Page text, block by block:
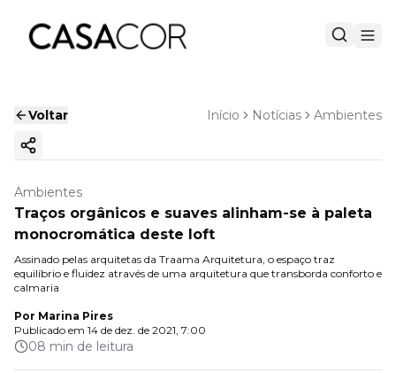
Voltar Início Notícias Ambientes
Copiar link
Ambientes
Traços orgânicos e suaves alinham-se à paleta
monocromática deste loft
Assinado pelas arquitetas da Traama Arquitetura, o espaço traz
equilíbrio e fluidez através de uma arquitetura que transborda conforto e
calmaria
Por Marina Pires
Publicado em 14 de dez. de 2021, 7:00
08 min de leitura